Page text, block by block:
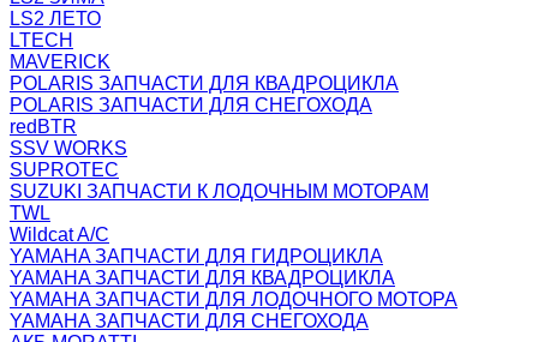
LS2 ЛЕТО
LTECH
MAVERICK
POLARIS ЗАПЧАСТИ ДЛЯ КВАДРОЦИКЛА
POLARIS ЗАПЧАСТИ ДЛЯ СНЕГОХОДА
redBTR
SSV WORKS
SUPROTEC
SUZUKI ЗАПЧАСТИ К ЛОДОЧНЫМ МОТОРАМ
TWL
Wildcat A/C
YAMAHA ЗАПЧАСТИ ДЛЯ ГИДРОЦИКЛА
YAMAHA ЗАПЧАСТИ ДЛЯ КВАДРОЦИКЛА
YAMAHA ЗАПЧАСТИ ДЛЯ ЛОДОЧНОГО МОТОРА
YAMAHA ЗАПЧАСТИ ДЛЯ СНЕГОХОДА